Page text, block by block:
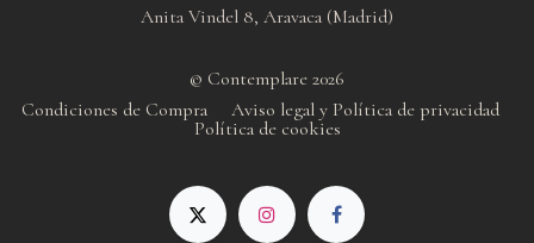
Anita Vindel 8, Aravaca (Madrid)
© Contemplare 2026
Condiciones de Compra
Aviso legal y Política de privacidad
Política de cookies